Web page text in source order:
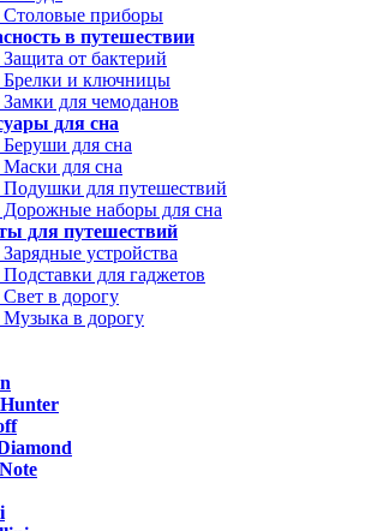
Столовые приборы
в путешествии
Защита от бактерий
Брелки и ключницы
Замки для чемоданов
для сна
Беруши для сна
Маски для сна
Подушки для путешествий
Дорожные наборы для сна
для путешествий
устройства
Подставки для гаджетов
Свет в дорогу
Музыка в дорогу